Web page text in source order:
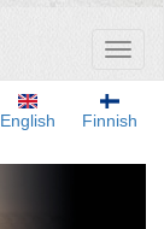
Finnish
English